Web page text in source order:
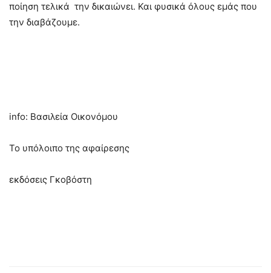
ποίηση τελικά την δικαιώνει. Και φυσικά όλους εμάς που
την διαβάζουμε.
info: Βασιλεία Οικονόμου
Το υπόλοιπο της αφαίρεσης
εκδόσεις Γκοβόστη